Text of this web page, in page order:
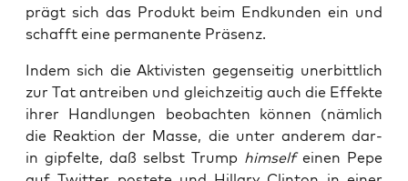
prägt sich das Pro­dukt beim End­kun­den ein und
schafft eine per­ma­nen­te Präsenz.
Indem sich die Akti­vis­ten gegen­sei­tig uner­bitt­lich
zur Tat antrei­ben und gleich­zei­tig auch die Effek­te
ihrer Hand­lun­gen beob­ach­ten kön­nen (näm­lich
die Reak­ti­on der Mas­se, die unter ande­rem dar­
in gip­fel­te, daß selbst Trump hims­elfeinen Pepe